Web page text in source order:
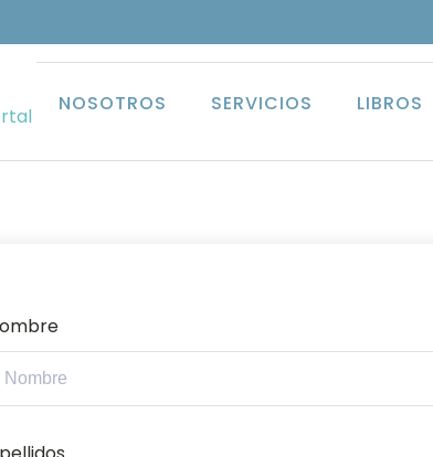
NOSOTROS SERVICIOS LIBROS